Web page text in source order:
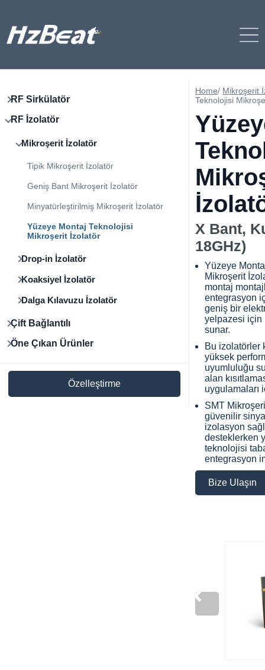
RF Sirkülatör
RF İzolatör
Mikroşerit İzolatör
Tipik Mikroşerit İzolatör
Geniş Bant Mikroşerit İzolatör
Minyatürleştirilmiş Mikroşerit İzolatör
Yüzeye Montaj Teknolojisi
Mikroşerit İzolatör
Drop-in İzolatör
Koaksiyel İzolatör
Dalga Kılavuzu İzolatör
Çift Bağlantılı
Öne Çıkan Ürünler
Özelleştirme
Home/ Mikroşerit
Teknolojisi
X Bant,
18GHz)
Yüzeye
Mikroşerit
montaj
entegrasyon
geniş bir
yelpazesi için
sunar.
Bu izolatörler
yüksek
uyumluluğu
alan
uygulamaları
SMT
güvenilir
izolasyon
desteklerken
teknolojisi
entegrasyon
Bize Ulaşın